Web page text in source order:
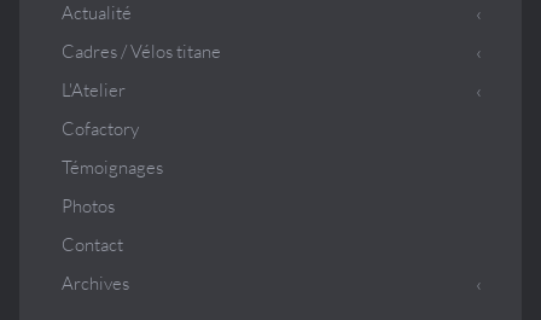
Actualité
Cadres / Vélos titane
L'Atelier
Cofactory
Témoignages
Photos
Contact
Archives